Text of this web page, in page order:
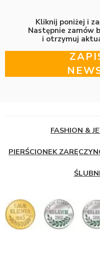
Kliknij poniżej i
Następnie zamów
i otrzymuj
FASHION &
PIERŚCIONEK